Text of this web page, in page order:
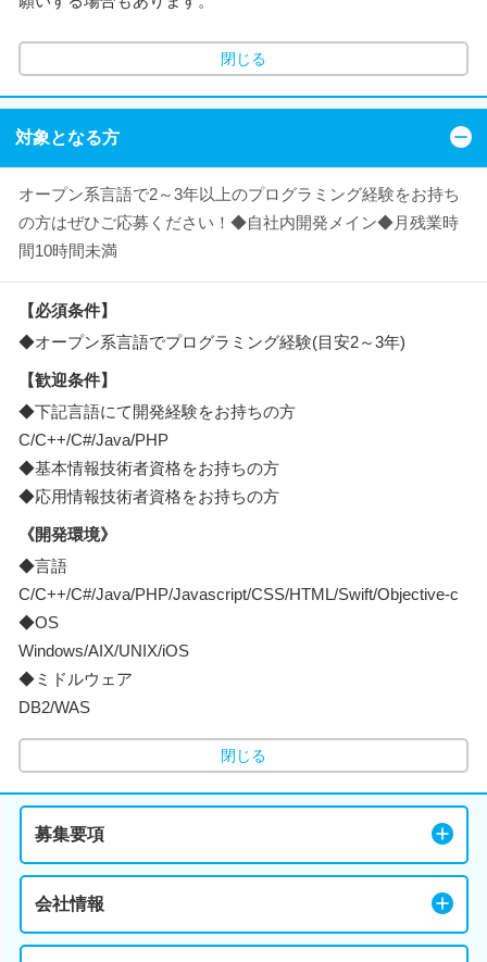
閉じる
対象となる方
オープン系言語で2～3年以上のプログラミング経験をお持ち
の方はぜひご応募ください！◆自社内開発メイン◆月残業時
間10時間未満
【必須条件】
◆オープン系言語でプログラミング経験(目安2～3年)
【歓迎条件】
◆下記言語にて開発経験をお持ちの方
C/C++/C#/Java/PHP
◆基本情報技術者資格をお持ちの方
◆応用情報技術者資格をお持ちの方
《開発環境》
◆言語
C/C++/C#/Java/PHP/Javascript/CSS/HTML/Swift/Objective-c
◆OS
Windows/AIX/UNIX/iOS
◆ミドルウェア
DB2/WAS
閉じる
募集要項
会社情報